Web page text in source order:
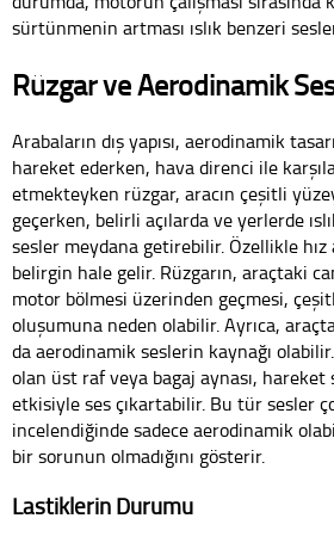
sürtünmenin artması ıslık benzeri
Rüzgar ve Aerodinamik
Arabaların dış yapısı, aerodinamik
hareket ederken, hava direnci ile
etmekteyken rüzgar, aracın çeşitli
geçerken, belirli açılarda ve yerlerde
sesler meydana getirebilir. Özellikle
belirgin hale gelir. Rüzgarın, araçtaki
motor bölmesi üzerinden geçmesi,
oluşumuna neden olabilir. Ayrıca,
da aerodinamik seslerin kaynağı
olan üst raf veya bagaj aynası, hareket
etkisiyle ses çıkartabilir. Bu tür sesler
incelendiğinde sadece aerodinamik
bir sorunun olmadığını gösterir.
Lastiklerin Durumu